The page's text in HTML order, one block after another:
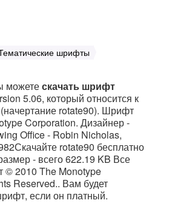
шрифты
можетескачать шрифт
5.06, который относится к
rotate90). Шрифт
Corporation. Дизайнер -
Office - Robin Nicholas,
rotate90 бесплатно
- всего 622.19 KB Все
© 2010 The Monotype
Reserved.. Вам будет
если он платный.